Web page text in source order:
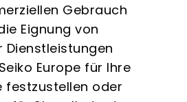
Gebrauch
Eignung von
Dienstleistungen
Europe für Ihre
festzustellen oder